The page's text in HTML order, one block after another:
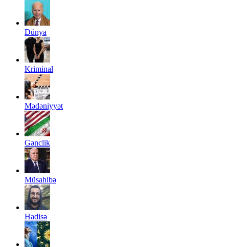
Dünya
Kriminal
Mədəniyyət
Gənclik
Müsahibə
Hadisə